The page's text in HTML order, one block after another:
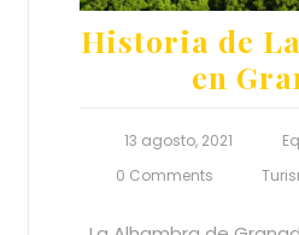
Historia de
en
13 agosto, 2021
0 Comments